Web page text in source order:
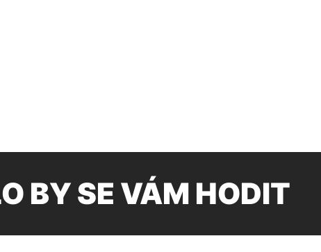
BY SE VÁM HODIT